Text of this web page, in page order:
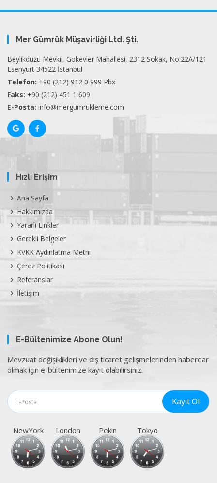
Mer Gümrük Müşavirliği Ltd. Şti.
Beylikdüzü Mevkii, Gökevler Mahallesi, 2312 Sokak, No:22A/121
Esenyurt 34522 İstanbul
Telefon: +90 (212) 912 0 999 Pbx
Faks: +90 (212) 451 1 609
E-Posta: info@mergumrukleme.com
Hızlı Erişim
Ana Sayfa
Hakkımızda
Yararlı Linkler
Gerekli Belgeler
KVKK Aydınlatma Metni
Çerez Politikası
Referanslar
İletişim
E-Bültenimize Abone Olun!
Mevzuat değişiklikleri ve dış ticaret gelişmelerinden haberdar
olmak için e-bültenimize kayıt olabilirsiniz.
NewYork London Pekin Tokyo